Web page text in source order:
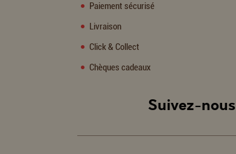
Paiement sécurisé
Livraison
Click & Collect
Chèques cadeaux
Suivez-nous